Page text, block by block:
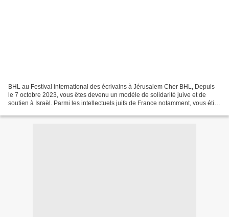
BHL au Festival international des écrivains à Jérusalem Cher BHL, Depuis
le 7 octobre 2023, vous êtes devenu un modèle de solidarité juive et de
soutien à Israël. Parmi les intellectuels juifs de France notamment, vous étiez